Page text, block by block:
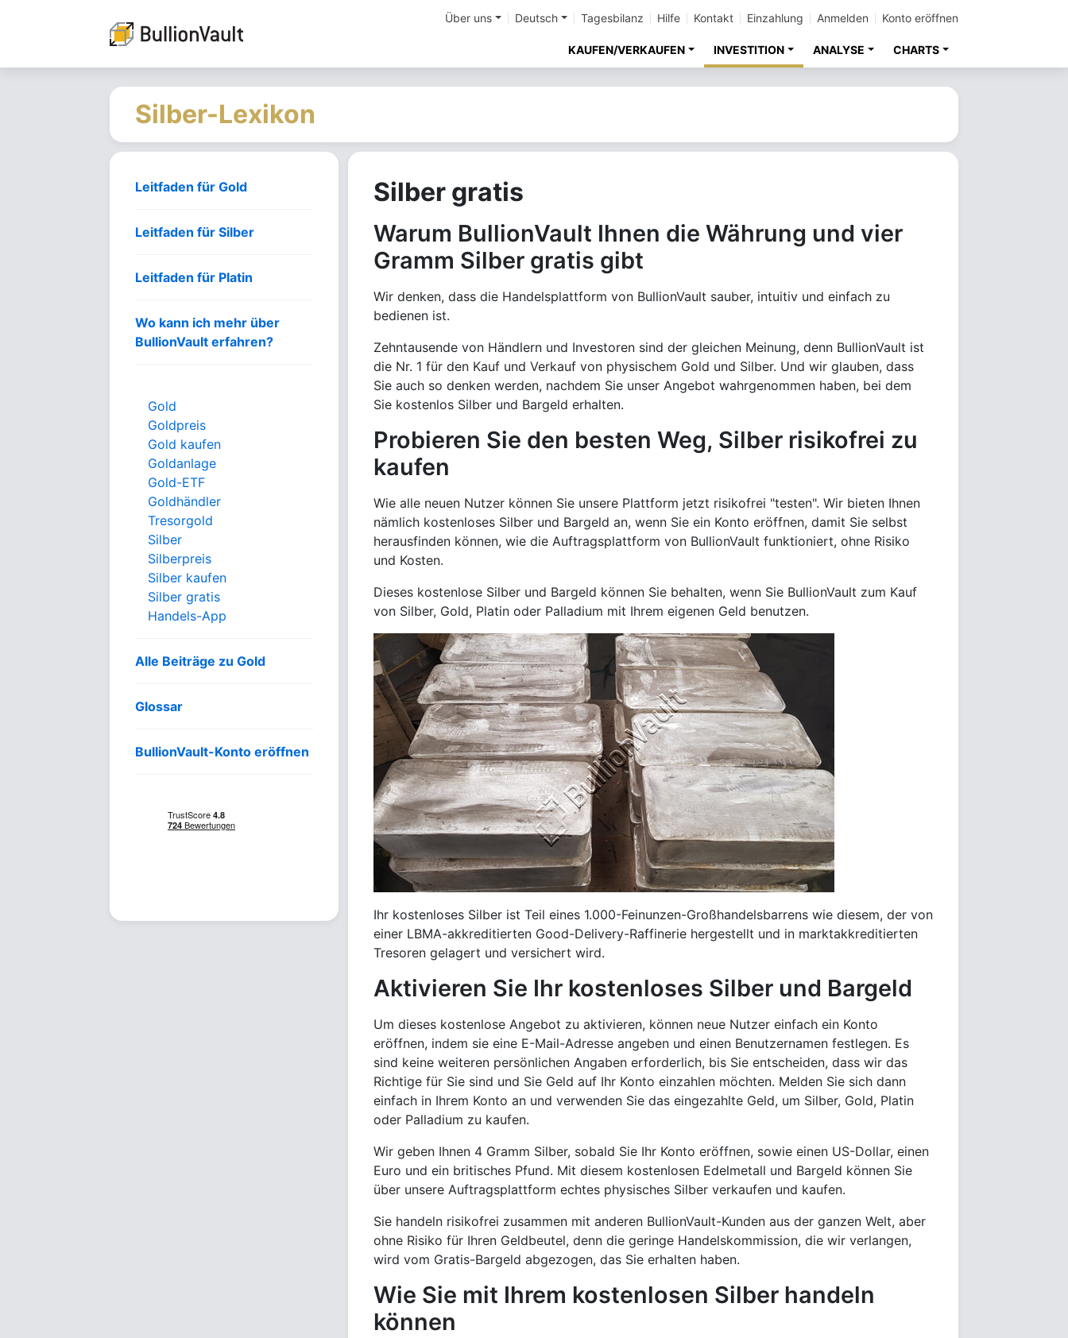
Über uns Deutsch Tagesbilanz Hilfe Kontakt Einzahlung Anmelden Konto eröffnen
KAUFEN/VERKAUFEN INVESTITION ANALYSE CHARTS
Silber-Lexikon
Leitfaden für Gold
Leitfaden für Silber
Leitfaden für Platin
Wo kann ich mehr über
BullionVault erfahren?
Gold
Goldpreis
Gold kaufen
Goldanlage
Gold-ETF
Goldhändler
Tresorgold
Silber
Silberpreis
Silber kaufen
Silber gratis
Handels-App
Alle Beiträge zu Gold
Glossar
BullionVault-Konto eröffnen
Silber gratis
Warum BullionVault Ihnen die Währung und vier
Gramm Silber gratis gibt
Wir denken, dass die Handelsplattform von BullionVault sauber, intuitiv und einfach zu
bedienen ist.
Zehntausende von Händlern und Investoren sind der gleichen Meinung, denn BullionVault ist
die Nr. 1 für den Kauf und Verkauf von physischem Gold und Silber. Und wir glauben, dass
Sie auch so denken werden, nachdem Sie unser Angebot wahrgenommen haben, bei dem
Sie kostenlos Silber und Bargeld erhalten.
Probieren Sie den besten Weg, Silber risikofrei zu
kaufen
Wie alle neuen Nutzer können Sie unsere Plattform jetzt risikofrei "testen". Wir bieten Ihnen
nämlich kostenloses Silber und Bargeld an, wenn Sie ein Konto eröffnen, damit Sie selbst
herausfinden können, wie die Auftragsplattform von BullionVault funktioniert, ohne Risiko
und Kosten.
Dieses kostenlose Silber und Bargeld können Sie behalten, wenn Sie BullionVault zum Kauf
von Silber, Gold, Platin oder Palladium mit Ihrem eigenen Geld benutzen.
Ihr kostenloses Silber ist Teil eines 1.000-Feinunzen-Großhandelsbarrens wie diesem, der von
einer LBMA-akkreditierten Good-Delivery-Raffinerie hergestellt und in marktakkreditierten
Tresoren gelagert und versichert wird.
Aktivieren Sie Ihr kostenloses Silber und Bargeld
Um dieses kostenlose Angebot zu aktivieren, können neue Nutzer einfach ein Konto
eröffnen, indem sie eine E-Mail-Adresse angeben und einen Benutzernamen festlegen. Es
sind keine weiteren persönlichen Angaben erforderlich, bis Sie entscheiden, dass wir das
Richtige für Sie sind und Sie Geld auf Ihr Konto einzahlen möchten. Melden Sie sich dann
einfach in Ihrem Konto an und verwenden Sie das eingezahlte Geld, um Silber, Gold, Platin
oder Palladium zu kaufen.
Wir geben Ihnen 4 Gramm Silber, sobald Sie Ihr Konto eröffnen, sowie einen US-Dollar, einen
Euro und ein britisches Pfund. Mit diesem kostenlosen Edelmetall und Bargeld können Sie
über unsere Auftragsplattform echtes physisches Silber verkaufen und kaufen.
Sie handeln risikofrei zusammen mit anderen BullionVault-Kunden aus der ganzen Welt, aber
ohne Risiko für Ihren Geldbeutel, denn die geringe Handelskommission, die wir verlangen,
wird vom Gratis-Bargeld abgezogen, das Sie erhalten haben.
Wie Sie mit Ihrem kostenlosen Silber handeln
können